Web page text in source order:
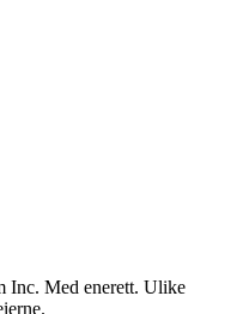
Inc. Med enerett. Ulike